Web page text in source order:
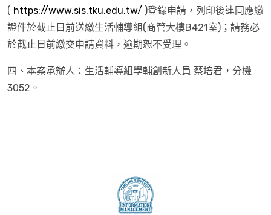
( https://www.sis.tku.edu.tw/ )登錄申請，列印後連同應繳
證件於截止日前送繳生活輔導組(商管大樓B421室)；請務必
於截止日前繳交申請資料，逾期恕不受理。
四、本案承辦人：生活輔導組學輔創新人員 蔡培君，分機
3052。